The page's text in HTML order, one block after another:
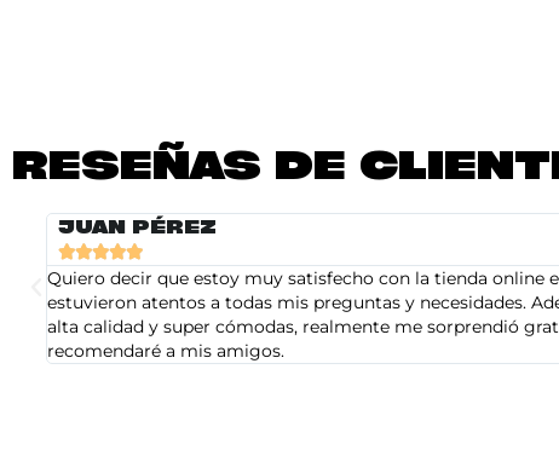
RESEÑAS DE
JUAN PÉREZ

Quiero decir que estoy muy satisfecho con la tienda online
estuvieron atentos a todas mis preguntas y necesidades.
alta calidad y super cómodas, realmente me sorprendió
recomendaré a mis amigos.